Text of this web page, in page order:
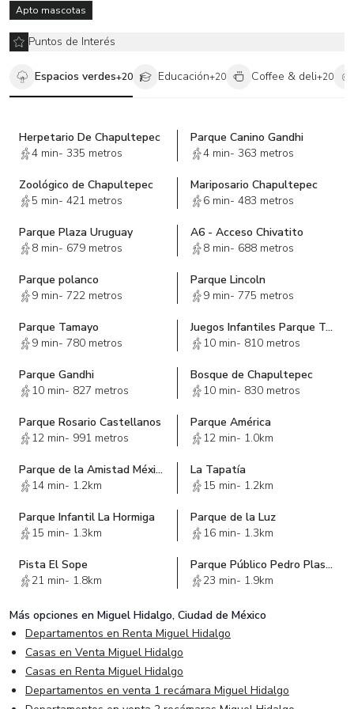
Apto mascotas
Puntos de Interés
Espacios verdes+20 Educación+20 Coffee & deli+20
Herpetario De Chapultepec
4 min- 335 metros
Parque Canino Gandhi
4 min- 363 metros
Zoológico de Chapultepec
5 min- 421 metros
Mariposario Chapultepec
6 min- 483 metros
Parque Plaza Uruguay
8 min- 679 metros
A6 - Acceso Chivatito
8 min- 688 metros
Parque polanco
9 min- 722 metros
Parque Lincoln
9 min- 775 metros
Parque Tamayo
9 min- 780 metros
Juegos Infantiles Parque Tamayo
10 min- 810 metros
Parque Gandhi
10 min- 827 metros
Bosque de Chapultepec
10 min- 830 metros
Parque Rosario Castellanos
12 min- 991 metros
Parque América
12 min- 1.0km
Parque de la Amistad México - Azerbaiyán
14 min- 1.2km
La Tapatía
15 min- 1.2km
Parque Infantil La Hormiga
15 min- 1.3km
Parque de la Luz
16 min- 1.3km
Pista El Sope
21 min- 1.8km
Parque Público Pedro Plascencia Salinas
23 min- 1.9km
Más opciones en Miguel Hidalgo, Ciudad de México
Departamentos en Renta Miguel Hidalgo
Casas en Venta Miguel Hidalgo
Casas en Renta Miguel Hidalgo
Departamentos en venta 1 recámara Miguel Hidalgo